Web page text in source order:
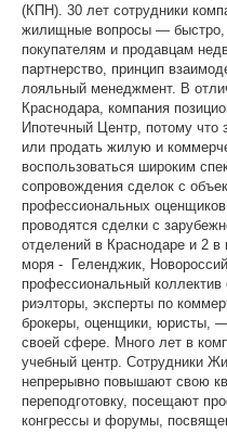
(КПН). 30 лет сотрудники
жилищные вопросы — быстро,
покупателям и продавцам
партнерство, принцип
лояльный менеджмент. В
Краснодара, компания
Ипотечный Центр, потому что
или продать жилую и
воспользоваться широким
сопровождения сделок с
профессиональных
проводятся сделки с
отделений в Краснодаре и 2 в
моря - Геленджик,
профессиональный коллектив
риэлторы, эксперты по
брокеры, оценщики, юристы,
своей сфере. Много лет в
учебный центр. Сотрудники
непрерывно повышают свою
переподготовку, посещают
конгрессы и форумы,